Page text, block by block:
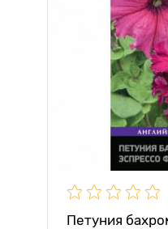
Петуния